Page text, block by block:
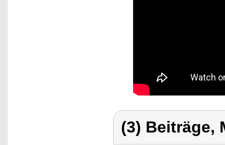
(3) Beiträge,